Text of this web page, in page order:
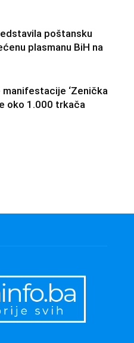
poštansku
plasmanu BiH na
manifestacije ‘Zenička
oko 1.000 trkača